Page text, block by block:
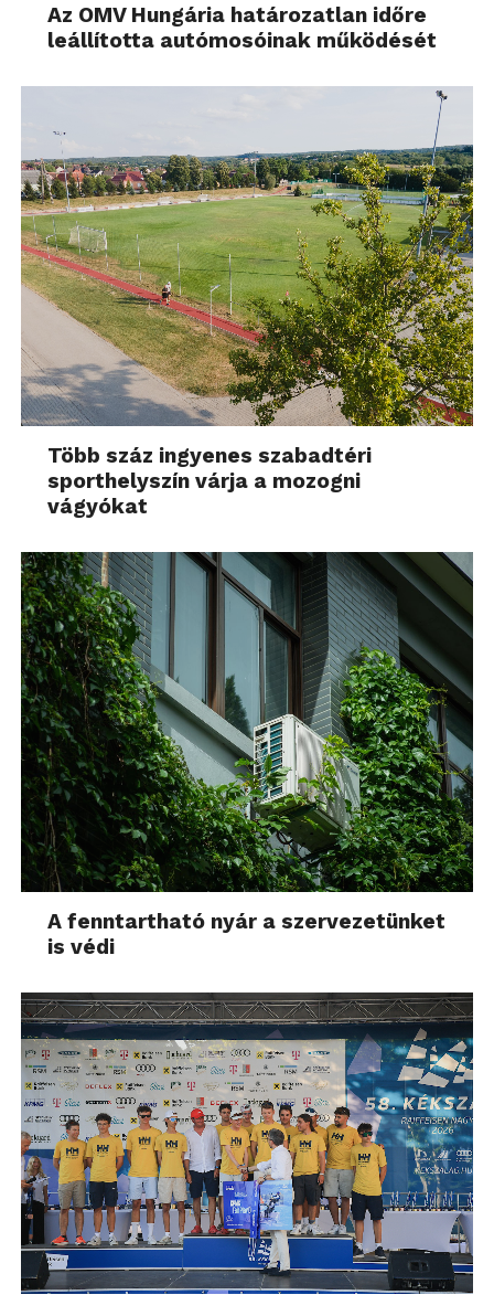
Az OMV Hungária határozatlan időre
leállította autómosóinak működését
Több száz ingyenes szabadtéri
sporthelyszín várja a mozogni
vágyókat
A fenntartható nyár a szervezetünket
is védi